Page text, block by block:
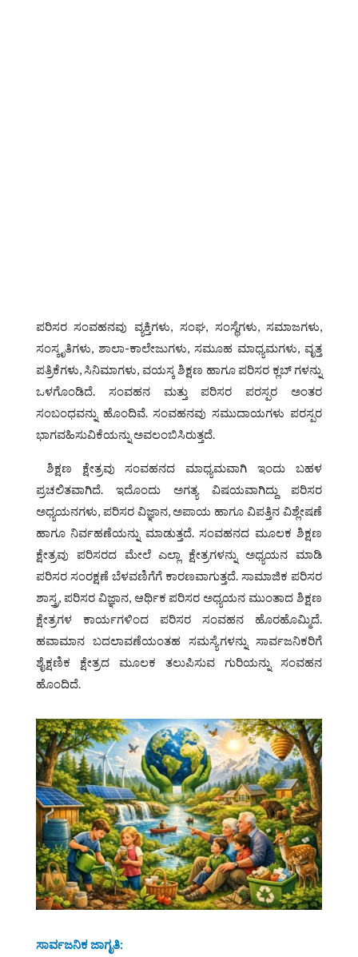
ಪರಿಸರ ಸಂವಹನವು ವ್ಯಕ್ತಿಗಳು, ಸಂಘ, ಸಂಸ್ಥೆಗಳು, ಸಮಾಜಗಳು,
ಸಂಸ್ಕೃತಿಗಳು, ಶಾಲಾ-ಕಾಲೇಜುಗಳು, ಸಮೂಹ ಮಾಧ್ಯಮಗಳು, ವೃತ್ತ
ಪತ್ರಿಕೆಗಳು, ಸಿನಿಮಾಗಳು, ವಯಸ್ಕ ಶಿಕ್ಷಣ ಹಾಗೂ ಪರಿಸರ ಕ್ಲಬ್ ಗಳನ್ನು
ಒಳಗೊಂಡಿದೆ. ಸಂವಹನ ಮತ್ತು ಪರಿಸರ ಪರಸ್ಪರ ಅಂತರ
ಸಂಬಂಧವನ್ನು ಹೊಂದಿವೆ. ಸಂವಹನವು ಸಮುದಾಯಗಳು ಪರಸ್ಪರ
ಭಾಗವಹಿಸುವಿಕೆಯನ್ನು ಅವಲಂಬಿಸಿರುತ್ತದೆ.
ಶಿಕ್ಷಣ ಕ್ಷೇತ್ರವು ಸಂವಹನದ ಮಾಧ್ಯಮವಾಗಿ ಇಂದು ಬಹಳ
ಪ್ರಚಲಿತವಾಗಿದೆ. ಇದೊಂದು ಅಗತ್ಯ ವಿಷಯವಾಗಿದ್ದು ಪರಿಸರ
ಅಧ್ಯಯನಗಳು, ಪರಿಸರ ವಿಜ್ಞಾನ, ಅಪಾಯ ಹಾಗೂ ವಿಪತ್ತಿನ ವಿಶ್ಲೇಷಣೆ
ಹಾಗೂ ನಿರ್ವಹಣೆಯನ್ನು ಮಾಡುತ್ತದೆ. ಸಂವಹನದ ಮೂಲಕ ಶಿಕ್ಷಣ
ಕ್ಷೇತ್ರವು ಪರಿಸರದ ಮೇಲೆ ಎಲ್ಲಾ ಕ್ಷೇತ್ರಗಳನ್ನು ಅಧ್ಯಯನ ಮಾಡಿ
ಪರಿಸರ ಸಂರಕ್ಷಣೆ ಬೆಳವಣಿಗೆಗೆ ಕಾರಣವಾಗುತ್ತದೆ. ಸಾಮಾಜಿಕ ಪರಿಸರ
ಶಾಸ್ತ್ರ, ಪರಿಸರ ವಿಜ್ಞಾನ, ಆರ್ಥಿಕ ಪರಿಸರ ಅಧ್ಯಯನ ಮುಂತಾದ ಶಿಕ್ಷಣ
ಕ್ಷೇತ್ರಗಳ ಕಾರ್ಯಗಳಿಂದ ಪರಿಸರ ಸಂವಹನ ಹೊರಹೊಮ್ಮಿದೆ.
ಹವಾಮಾನ ಬದಲಾವಣೆಯಂತಹ ಸಮಸ್ಯೆಗಳನ್ನು ಸಾರ್ವಜನಿಕರಿಗೆ
ಶೈಕ್ಷಣಿಕ ಕ್ಷೇತ್ರದ ಮೂಲಕ ತಲುಪಿಸುವ ಗುರಿಯನ್ನು ಸಂವಹನ
ಹೊಂದಿದೆ.
ಸಾರ್ವಜನಿಕ ಜಾಗೃತಿ: